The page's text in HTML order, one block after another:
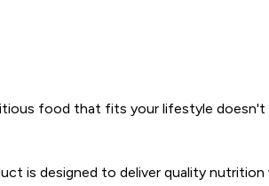
food that fits your lifestyle doesn't
is designed to deliver quality